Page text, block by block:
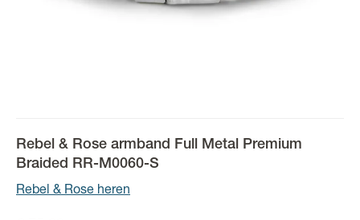
Rebel & Rose armband Full Metal Premium
Braided RR-M0060-S
Rebel & Rose heren